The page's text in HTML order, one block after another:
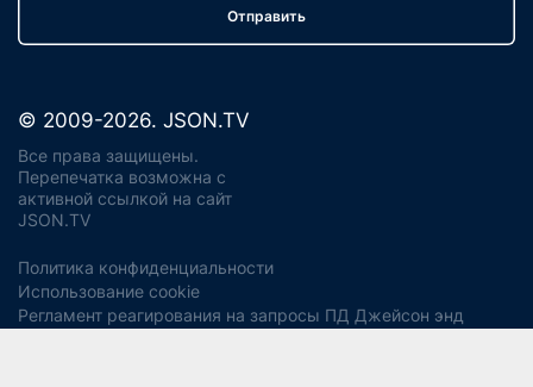
Отправить
© 2009-2026. JSON.TV
Все права защищены.
Перепечатка возможна с
активной ссылкой на сайт
JSON.TV
Политика конфиденциальности
Использование cookie
Регламент реагирования на запросы ПД Джейсон энд